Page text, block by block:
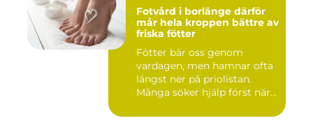
Fotvård i borlänge därför
mår hela kroppen bättre av
friska fötter
Fötter bär oss genom
vardagen, men hamnar ofta
längst ner på priolistan.
Många söker hjälp först när...